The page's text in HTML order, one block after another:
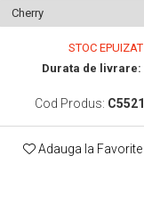
STOC EPUIZAT
Durata de livrare:
Cod Produs: C5521
Adauga la Favorite